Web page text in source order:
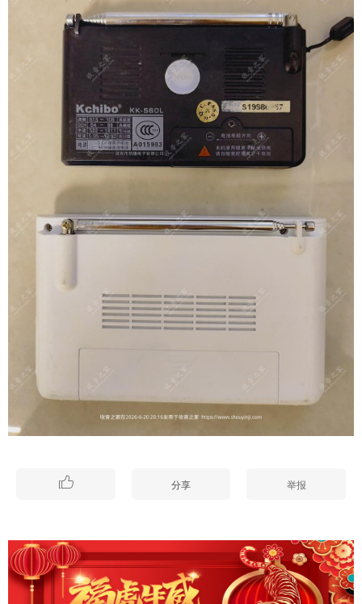
 分享 举报